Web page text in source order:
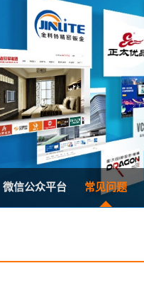
H5响应式网站建设方案
防伪防窜货系统
外贸多语言网站建设方案
三级分销系统
网站推广优化方案
在线进销存管理
品牌加盟营销管理系统
营销型网站建设方案
微信公众平台 常见问题